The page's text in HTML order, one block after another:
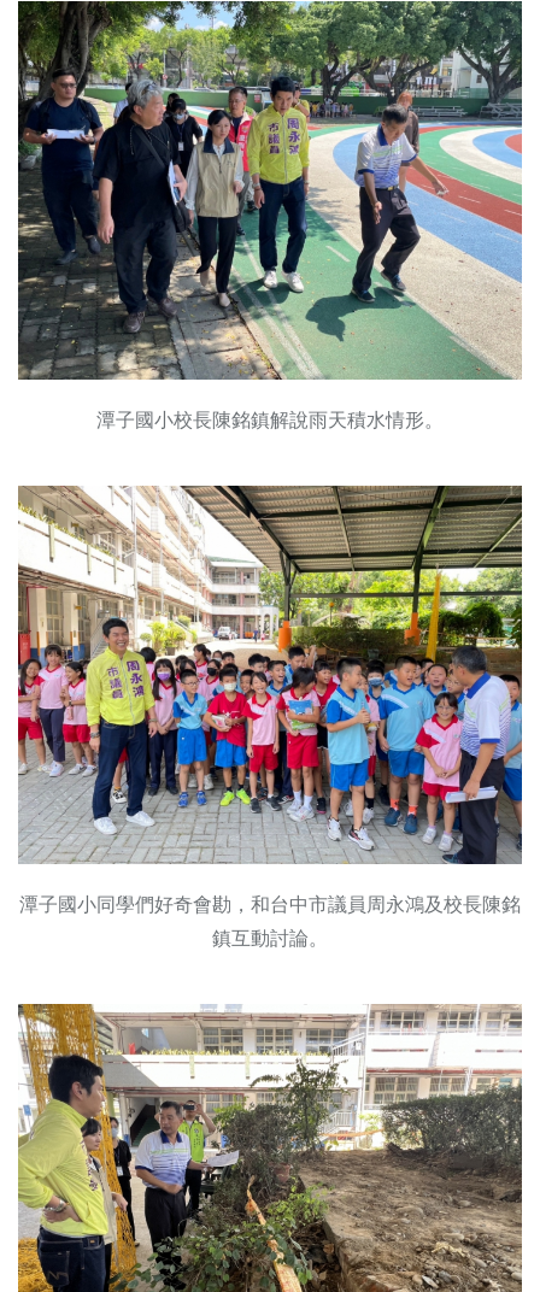
潭子國小校長陳銘鎮解說雨天積水情形。
潭子國小同學們好奇會勘，和台中市議員周永鴻及校長陳銘
鎮互動討論。